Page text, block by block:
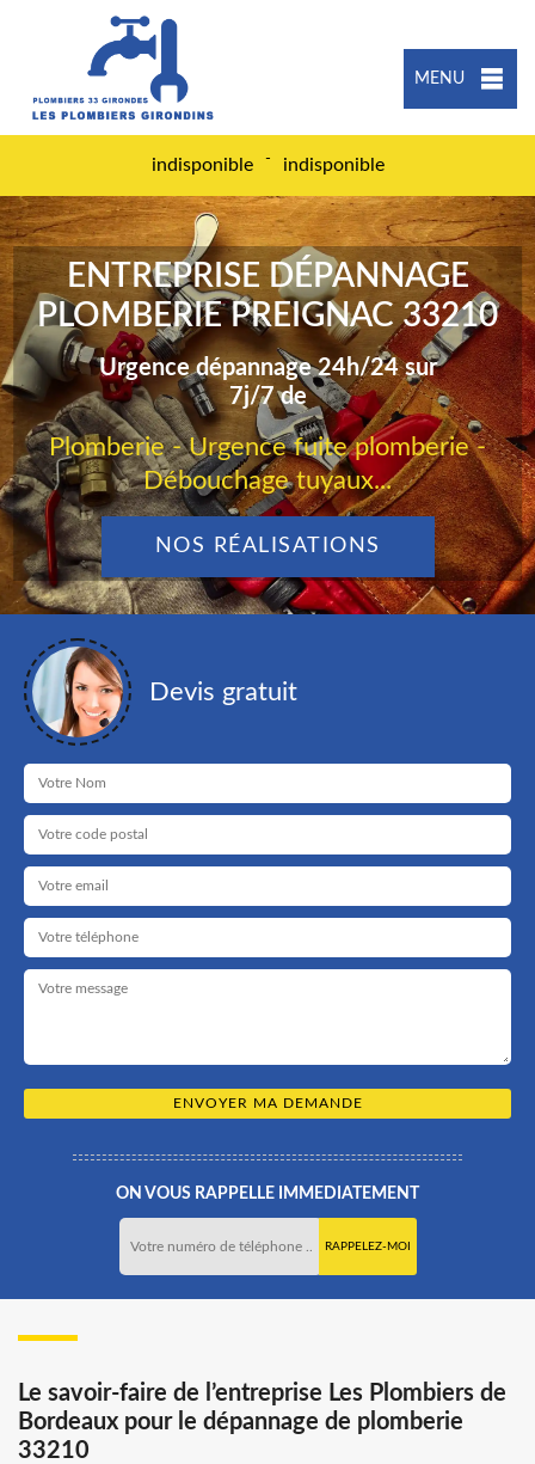
MENU
indisponible - indisponible
ENTREPRISE DÉPANNAGE
PLOMBERIE PREIGNAC 33210
Urgence dépannage 24h/24 sur
7j/7 de
Plomberie - Urgence fuite plomberie -
Débouchage tuyaux...
NOS RÉALISATIONS
Devis gratuit
ON VOUS RAPPELLE IMMEDIATEMENT
Le savoir-faire de l’entreprise Les Plombiers de
Bordeaux pour le dépannage de plomberie
33210